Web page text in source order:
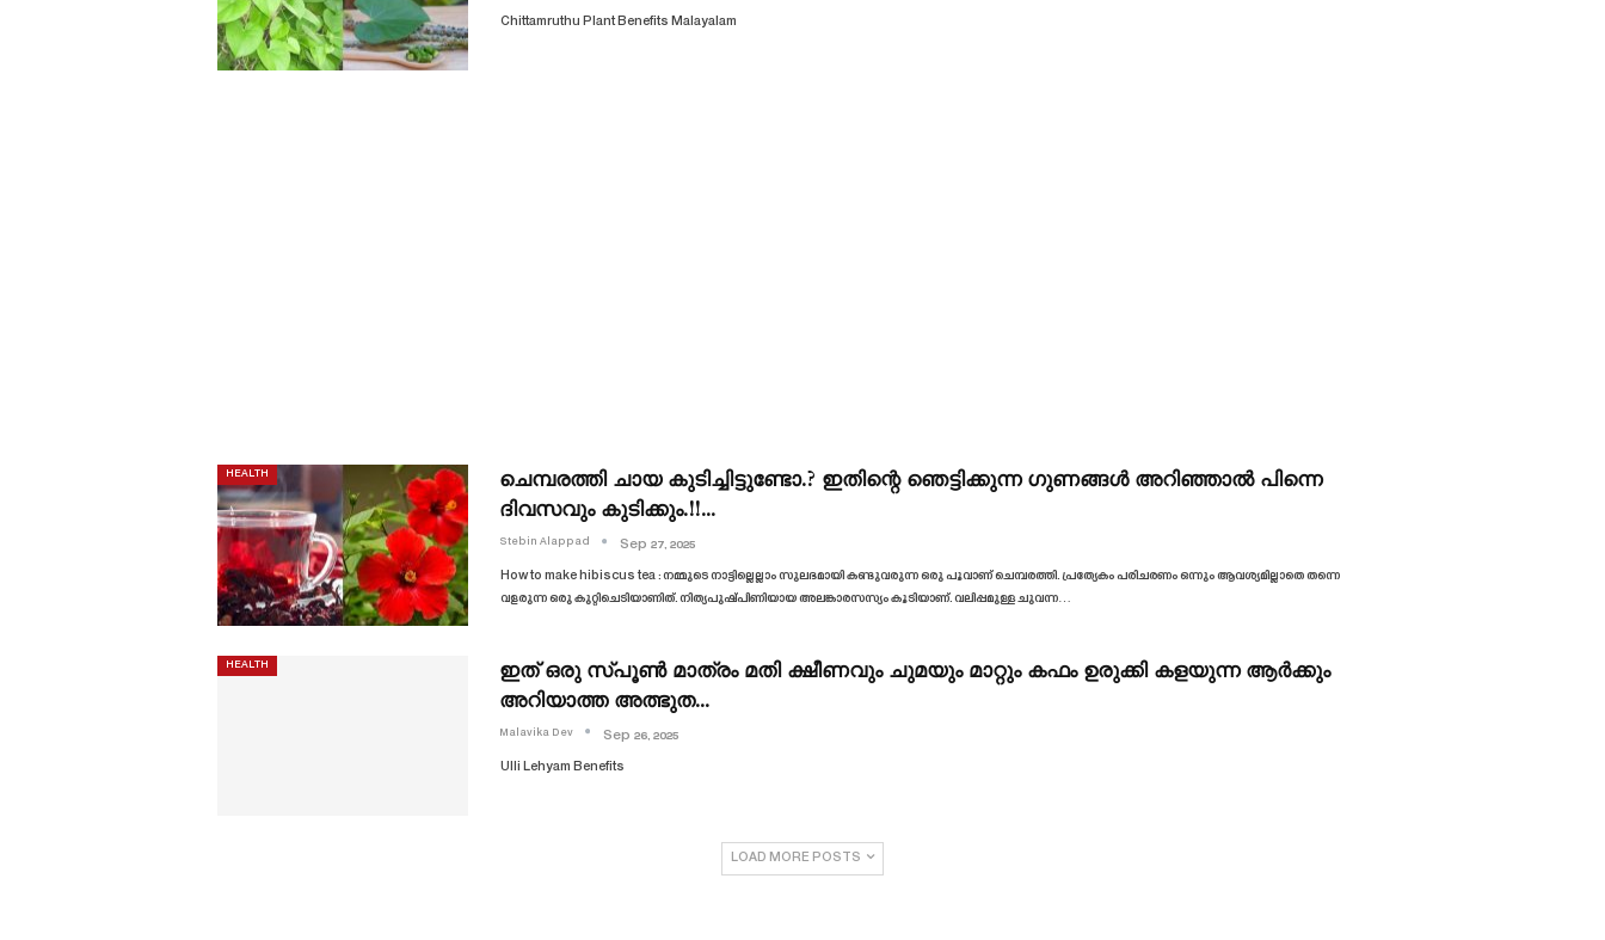
Chittamruthu Plant Benefits Malayalam
HEALTH
ചെമ്പരത്തി ചായ കുടിച്ചിട്ടുണ്ടോ.? ഇതിന്റെ ഞെട്ടിക്കുന്ന ഗുണങ്ങൾ അറിഞ്ഞാൽ പിന്നെ
ദിവസവും കുടിക്കും.!!…
Stebin Alappad Sep 27, 2025
How to make hibiscus tea : നമ്മുടെ നാട്ടില്ലെല്ലാം സുലഭമായി കണ്ടുവരുന്ന ഒരു പൂവാണ് ചെമ്പരത്തി. പ്രത്യേകം പരിചരണം ഒന്നും ആവശ്യമില്ലാതെ തന്നെ
വളരുന്ന ഒരു കുറ്റിചെടിയാണിത്. നിത്യപുഷ്പിണിയായ അലങ്കാരസസ്യം കൂടിയാണ്. വലിപ്പമുള്ള ചുവന്ന…
HEALTH
ഇത് ഒരു സ്പൂൺ മാത്രം മതി ക്ഷീണവും ചുമയും മാറ്റും കഫം ഉരുക്കി കളയുന്ന ആർക്കും
അറിയാത്ത അത്ഭുത…
Malavika Dev Sep 26, 2025
Ulli Lehyam Benefits
LOAD MORE POSTS